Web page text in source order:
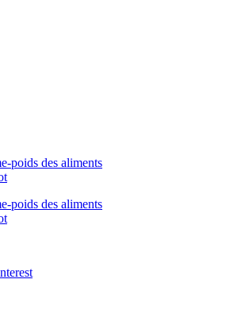
poids des aliments
poids des aliments